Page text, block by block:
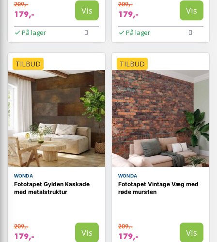
209,-
179,- Vis
På lager
209,-
179,- Vis
På lager
TILBUD
WONDA
Fototapet Gylden Kaskade
med metalstruktur
209,-
179,- Vis
TILBUD
WONDA
Fototapet Vintage Væg med
røde mursten
209,-
179,- Vis